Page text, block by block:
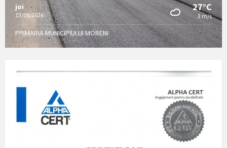
joi
13/08/2026
27°C
3 m/s
PRIMARIA MUNICIPIULUI MORENI